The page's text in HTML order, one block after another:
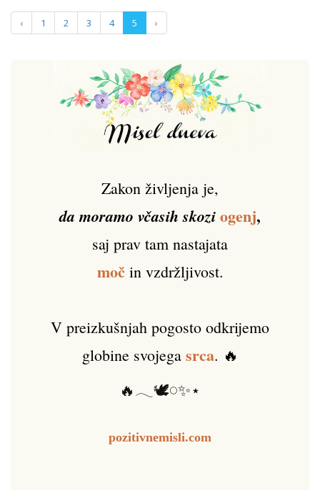
‹ 1 2 3 4 5 ›
Zakon življenja je,
da moramo včasih skoziogenj,
saj prav tam nastajata
močin vzdržljivost.
V preizkušnjah pogosto odkrijemo
globine svojega srca. 🔥
🔥𓂃🕊️𓏸✨⋆
pozitivnemisli.com